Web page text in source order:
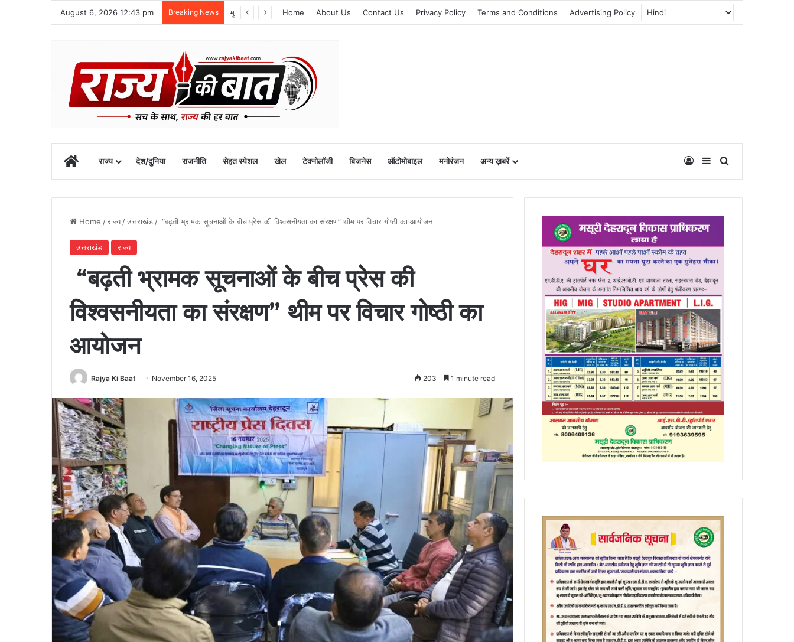
August 6, 2026 12:43 pm Breaking News Home About Us Contact Us Privacy Policy Terms and Conditions Advertising Policy
Homeराज्य देश/दुनिया राजनीति सेहत स्पेशल खेल टेक्नोलॉजी बिजनेस ऑटोमोबाइल मनोरंजन अन्य ख़बरें Log InSidebar
Home /राज्य /उत्तराखंड / “बढ़ती भ्रामक सूचनाओं के बीच प्रेस की विश्वसनीयता का संरक्षण” थीम पर विचार गोष्ठी का आयोजन
उत्तराखंड राज्य
“बढ़ती भ्रामक सूचनाओं के बीच प्रेस की
विश्वसनीयता का संरक्षण” थीम पर विचार गोष्ठी का
आयोजन
Rajya Ki Baat November 16, 2025 203 1 minute read